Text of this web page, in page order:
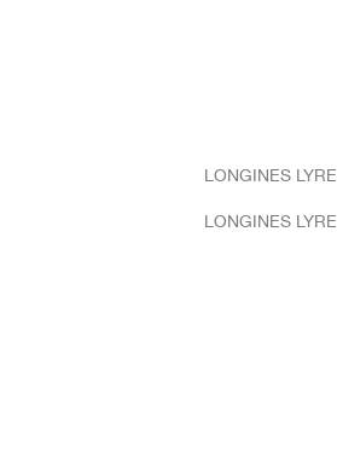
LONGINES LYRE
LONGINES LYRE